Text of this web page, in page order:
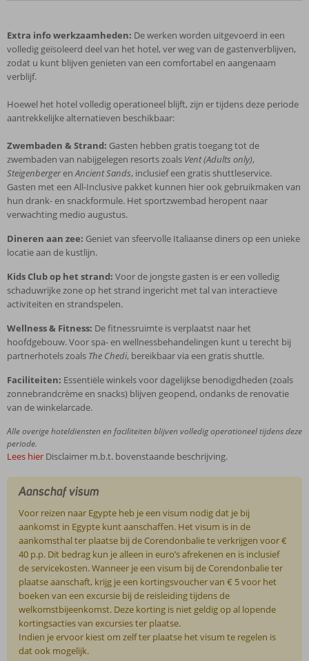
Extra info werkzaamheden: De werken worden uitgevoerd in een
volledig geïsoleerd deel van het hotel, ver weg van de gastenverblijven,
zodat u kunt blijven genieten van een comfortabel en aangenaam
verblijf.
Hoewel het hotel volledig operationeel blijft, zijn er tijdens deze periode
aantrekkelijke alternatieven beschikbaar:
Zwembaden & Strand: Gasten hebben gratis toegang tot de
zwembaden van nabijgelegen resorts zoals Vent (Adults only),
SteigenbergerenAncient Sands, inclusief een gratis shuttleservice.
Gasten met een All-Inclusive pakket kunnen hier ook gebruikmaken van
hun drank- en snackformule. Het sportzwembad heropent naar
verwachting medio augustus.
Dineren aan zee: Geniet van sfeervolle Italiaanse diners op een unieke
locatie aan de kustlijn.
Kids Club op het strand: Voor de jongste gasten is er een volledig
schaduwrijke zone op het strand ingericht met tal van interactieve
activiteiten en strandspelen.
Wellness & Fitness: De fitnessruimte is verplaatst naar het
hoofdgebouw. Voor spa- en wellnessbehandelingen kunt u terecht bij
partnerhotels zoals The Chedi, bereikbaar via een gratis shuttle.
Faciliteiten: Essentiële winkels voor dagelijkse benodigdheden (zoals
zonnebrandcrème en snacks) blijven geopend, ondanks de renovatie
van de winkelarcade.
Alle overige hoteldiensten en faciliteiten blijven volledig operationeel tijdens deze
periode.
Lees hier Disclaimer m.b.t. bovenstaande beschrijving.
Aanschaf visum
Voor reizen naar Egypte heb je een visum nodig dat je bij
aankomst in Egypte kunt aanschaffen. Het visum is in de
aankomsthal ter plaatse bij de Corendonbalie te verkrijgen voor €
40 p.p. Dit bedrag kun je alleen in euro’s afrekenen en is inclusief
de servicekosten. Wanneer je een visum bij de Corendonbalie ter
plaatse aanschaft, krijg je een kortingsvoucher van € 5 voor het
boeken van een excursie bij de reisleiding tijdens de
welkomstbijeenkomst. Deze korting is niet geldig op al lopende
kortingsacties van excursies ter plaatse.
Indien je ervoor kiest om zelf ter plaatse het visum te regelen is
dat ook mogelijk.